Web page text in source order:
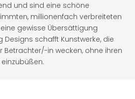
und sind eine schöne
millionenfach verbreiteten
gewisse Übersättigung
Designs schafft Kunstwerke, die
Betrachter/-in wecken, ohne ihren